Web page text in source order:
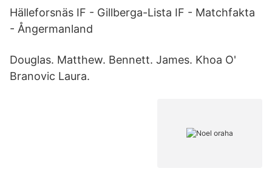
Hälleforsnäs IF - Gillberga-Lista IF - Matchfakta
- Ångermanland
Douglas. Matthew. Bennett. James. Khoa O'
Branovic Laura.